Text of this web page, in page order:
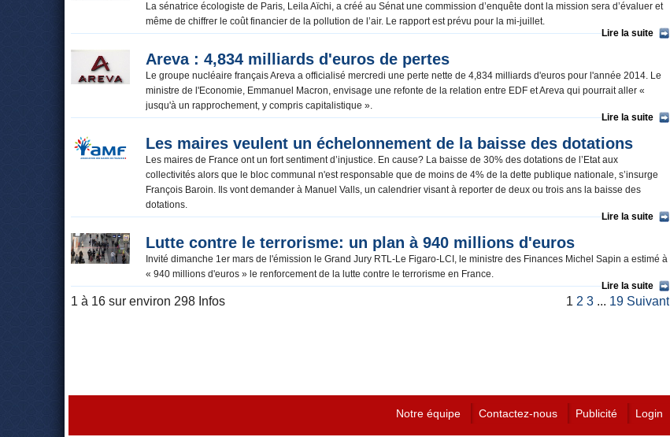
La sénatrice écologiste de Paris, Leila Aïchi, a créé au Sénat une commission d’enquête dont la mission sera d’évaluer et
même de chiffrer le coût financier de la pollution de l’air. Le rapport est prévu pour la mi-juillet.
Lire la suite
Areva : 4,834 milliards d'euros de pertes
Le groupe nucléaire français Areva a officialisé mercredi une perte nette de 4,834 milliards d'euros pour l'année 2014. Le
ministre de l'Economie, Emmanuel Macron, envisage une refonte de la relation entre EDF et Areva qui pourrait aller «
jusqu'à un rapprochement, y compris capitalistique ».
Lire la suite
Les maires veulent un échelonnement de la baisse des dotations
Les maires de France ont un fort sentiment d’injustice. En cause? La baisse de 30% des dotations de l’Etat aux
collectivités alors que le bloc communal n'est responsable que de moins de 4% de la dette publique nationale, s’insurge
François Baroin. Ils vont demander à Manuel Valls, un calendrier visant à reporter de deux ou trois ans la baisse des
dotations.
Lire la suite
Lutte contre le terrorisme: un plan à 940 millions d'euros
Invité dimanche 1er mars de l'émission le Grand Jury RTL-Le Figaro-LCI, le ministre des Finances Michel Sapin a estimé à
« 940 millions d'euros » le renforcement de la lutte contre le terrorisme en France.
Lire la suite
1 à 16 sur environ 298 Infos 1 2 3 ... 19 Suivant
Notre équipe Contactez-nous Publicité Login